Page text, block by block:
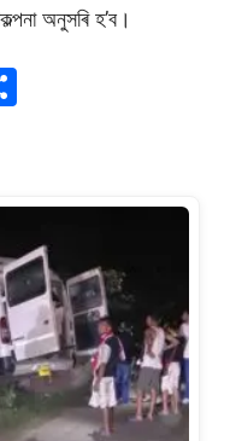
অনুসৰি হ’ব।
e